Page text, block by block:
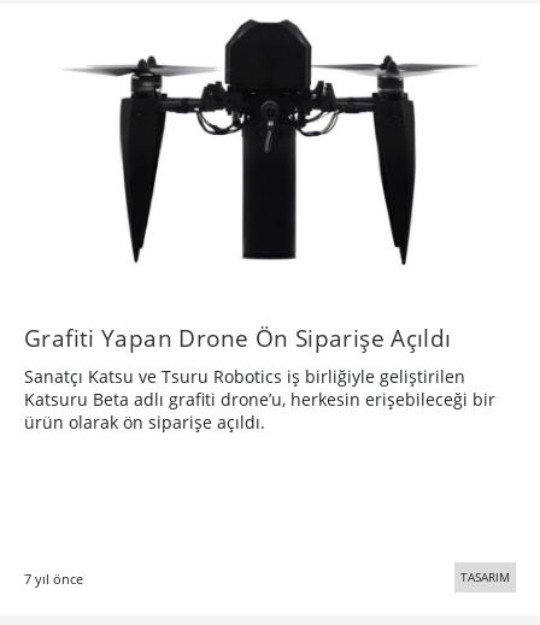
Grafiti Yapan Drone Ön Siparişe Açıldı
Sanatçı Katsu ve Tsuru Robotics iş birliğiyle geliştirilen
Katsuru Beta adlı grafiti drone’u, herkesin erişebileceği bir
ürün olarak ön siparişe açıldı.
7 yıl önce TASARIM